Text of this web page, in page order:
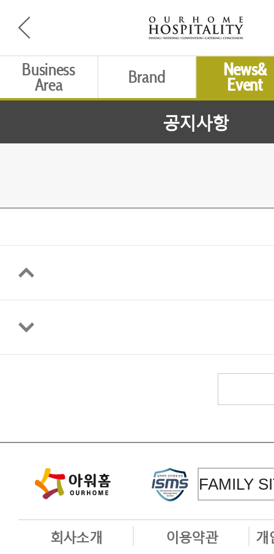
Business
Area Brand News&
Event
공지사항
회사소개 이용약관
개